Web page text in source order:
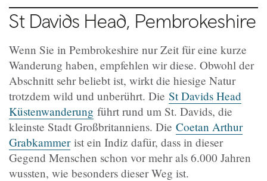
St Davids Head, Pembrokeshire
Wenn Sie in Pembrokeshire nur Zeit für eine kurze
Wanderung haben, empfehlen wir diese. Obwohl der
Abschnitt sehr beliebt ist, wirkt die hiesige Natur
trotzdem wild und unberührt. Die St Davids Head
Küstenwanderung führt rund um St. Davids, die
kleinste Stadt Großbritanniens. Die Coetan Arthur
Grabkammerist ein Indiz dafür, dass in dieser
Gegend Menschen schon vor mehr als 6.000 Jahren
wussten, wie besonders dieser Weg ist.